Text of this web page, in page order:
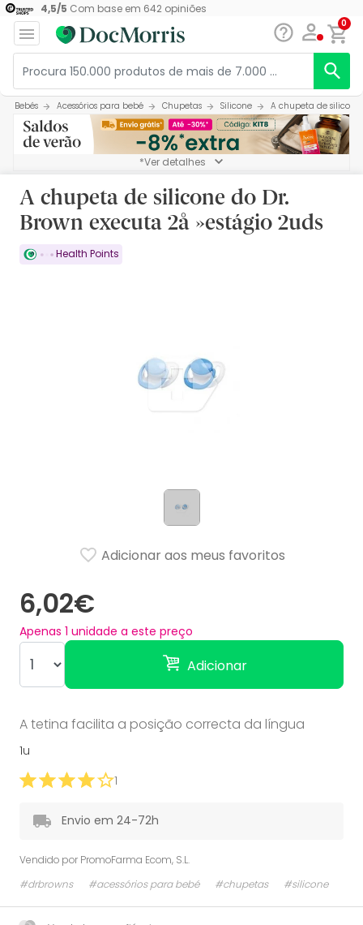
4,5/5 Com base em 642opiniões
0
Bebés Acessórios para bebé Chupetas Silicone A chupeta de silicone
*Ver detalhes
A chupeta de silicone do Dr.
Brown executa 2å »estágio 2uds
Health Points
6,02€
Apenas 1 unidade a este preço
Adicionar
Adicionar aos meus favoritos
A tetina facilita a posição correcta da língua
1u
1
Envio em 24-72h
Vendido por PromoFarma Ecom, S.L.
#drbrowns
#acessórios para bebé #chupetas #silicone